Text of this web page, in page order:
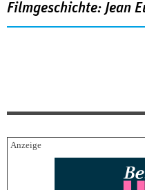
Filmgeschichte: Jean